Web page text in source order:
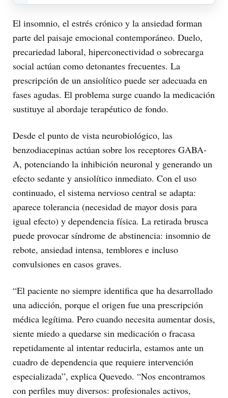
El insomnio, el estrés crónico y la ansiedad forman
parte del paisaje emocional contemporáneo. Duelo,
precariedad laboral, hiperconectividad o sobrecarga
social actúan como detonantes frecuentes. La
prescripción de un ansiolítico puede ser adecuada en
fases agudas. El problema surge cuando la medicación
sustituye al abordaje terapéutico de fondo.
Desde el punto de vista neurobiológico, las
benzodiacepinas actúan sobre los receptores GABA-
A, potenciando la inhibición neuronal y generando un
efecto sedante y ansiolítico inmediato. Con el uso
continuado, el sistema nervioso central se adapta:
aparece tolerancia (necesidad de mayor dosis para
igual efecto) y dependencia física. La retirada brusca
puede provocar síndrome de abstinencia: insomnio de
rebote, ansiedad intensa, temblores e incluso
convulsiones en casos graves.
“El paciente no siempre identifica que ha desarrollado
una adicción, porque el origen fue una prescripción
médica legítima. Pero cuando necesita aumentar dosis,
siente miedo a quedarse sin medicación o fracasa
repetidamente al intentar reducirla, estamos ante un
cuadro de dependencia que requiere intervención
especializada”, explica Quevedo. “Nos encontramos
con perfiles muy diversos: profesionales activos,